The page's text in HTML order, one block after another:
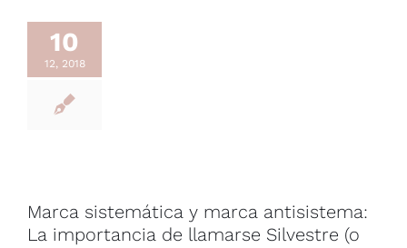
10
12, 2018
Marca sistemática y marca antisistema:
La importancia de llamarse Silvestre (o